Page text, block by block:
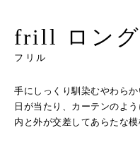
frill ロング
フリル
手にしっくり馴染むやわら
日が当たり、カーテンのよう
内と外が交差してあらたな模